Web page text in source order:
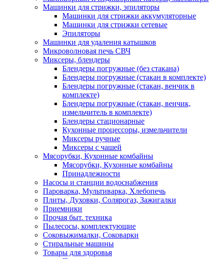
Машинки для стрижки, эпиляторы
Машинки для стрижки аккумуляторные
Машинки для стрижки сетевые
Эпиляторы
Машинки для удаления катышков
Микроволновая печь СВЧ
Миксеры, блендеры
Блендеры погружные (без стакана)
Блендеры погружные (стакан в комплекте)
Блендеры погружные (стакан, венчик в
комплекте)
Блендеры погружные (стакан, венчик,
измельчитель в комплекте)
Блендеры стационарные
Кухонные процессоры, измельчители
Миксеры ручные
Миксеры с чашей
Мясорубки, Кухонные комбайны
Мясорубки, Кухонные комбайны
Принадлежности
Насосы и станции водоснабжения
Пароварка, Мультиварка, Хлебопечь
Плиты, Духовки, Солярогаз, Зажигалки
Приемники
Прочая быт. техника
Пылесосы, комплектующие
Соковыжималки, Соковарки
Стиральные машины
Товары для здоровья